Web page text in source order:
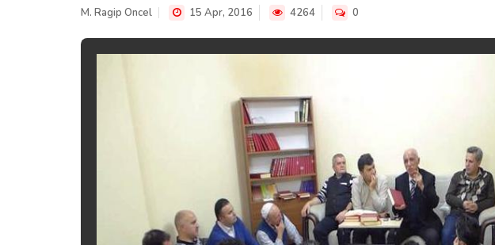
M. Ragip Oncel 15 Apr, 2016 4264 0